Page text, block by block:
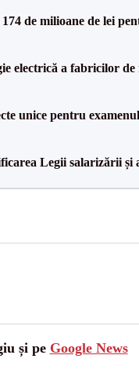
de milioane de lei
electrică a fabricilor de
unice pentru
Legii salarizării și
și pe Google News